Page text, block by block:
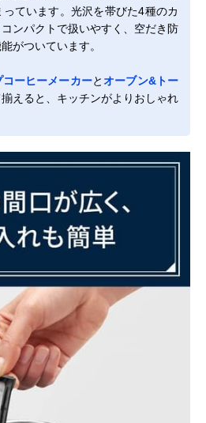
ています。光沢を帯びた4種のカ
ンパクトで扱いやすく、空だき防
がついています。
コーヒーメーカーとオーブン&トー
えると、キッチンがよりおしゃれ